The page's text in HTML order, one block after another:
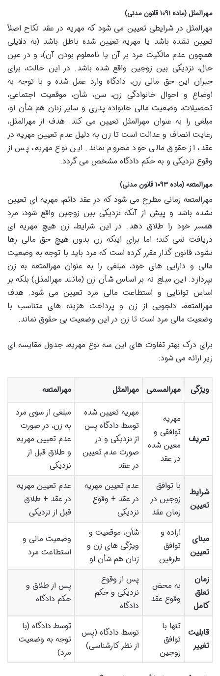
مهرالمثل (ماده ۱۰۹۱ قانون مدنی)
مهرالمثل در شرایطی تعیین می شود که مهریه در عقد نکاح اصلاً
تعیین نشده باشد یا مهریه تعیین شده باطل باشد (به دلایلی
همچون عدم مالکیت مرد بر آن یا نامعلوم بودن آن)، و در عین
حال، نزدیکی بین زوجین واقع شده باشد. در این حالت، برای
جبران این حق مالی زن، دادگاه وارد عمل شده و با توجه به
اوضاع و احوال خانوادگی زن، سن، شأن، موقعیت اجتماعی،
تحصیلات، وضعیت مالی خانواده پدری و سایر زنان هم شأن او،
مبلغی را به عنوان مهرالمثل تعیین می کند. هدف از مهرالمثل،
رعایت انصاف و عدالت است تا زن به دلیل عدم تعیین مهریه در
عقد، از حقوق مالی خود محروم نماند. این نوع مهریه، پس از
وقوع نزدیکی و به حکم دادگاه مشخص می گردد.
مهرالمتعه (ماده ۱۰۹۳ قانون مدنی)
مهرالمتعه زمانی مطرح می شود که در عقد دائم، مهریه ای تعیین
نشده باشد و پیش از آنکه نزدیکی بین زوجین واقع شود، مرد
همسر خود را طلاق دهد. در این شرایط، زن هیچ مهریه ای
دریافت نمی کند؛ اما برای اینکه زن بدون هیچ حق مالی رها
نشود، قانون گذار مقرر کرده است که مرد باید با توجه به وضعیت
مالی و دارایی های خود، مبلغی را به عنوان مهرالمتعه به زن
بپردازد. این مبلغ نه بر اساس شأن زن (مانند مهرالمثل) بلکه بر
اساس توانایی و استطاعت مالی مرد تعیین می شود. هدف
مهرالمتعه، دلجویی از زن و پرداخت هزینه های متناسب با
وضعیت مالی مرد است تا زن در این وضعیت بی حقوق نماند.
برای درک بهتر تفاوت های این سه نوع مهریه، جدول مقایسه ای
زیر ارائه می شود:
ویژگی مهرالمسمی مهرالمثل مهرالمتعه
تعریف
مهریه
توافقی و
معین شده
در عقد
مهریه تعیین شده
توسط دادگاه پس
از نزدیکی و در
صورت عدم تعیین
در عقد
مبلغی از سوی مرد
به زن، در صورت
عدم تعیین مهریه
و طلاق قبل از
نزدیکی
شرایط
تعیین
با توافق
زوجین در
زمان عقد
عدم تعیین مهریه
در عقد + وقوع
نزدیکی
عدم تعیین مهریه
در عقد + طلاق
قبل از نزدیکی
مبنای
تعیین
اراده و
توافق
طرفین
شأن، موقعیت و
ویژگی های زن و
زنان هم شأن او
وضعیت مالی و
استطاعت مرد
زمان
تعلق
کامل
به محض
وقوع عقد
پس از وقوع
نزدیکی و حکم
دادگاه
پس از طلاق و
حکم دادگاه
قابلیت
تغییر
تنها با
توافق
زوجین
توسط دادگاه (پس
از نظر کارشناسی)
توسط دادگاه (با
توجه به وضعیت
مرد)